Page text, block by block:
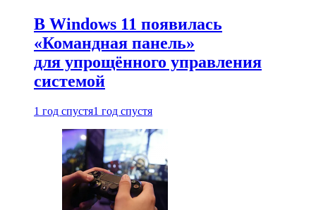
В Windows 11 появилась
«Командная панель»
для упрощённого управления
системой
1 год спустя1 год спустя